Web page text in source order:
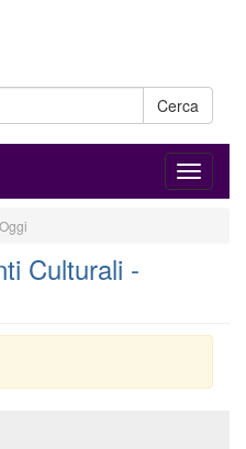
Cerca
Oggi
Culturali -